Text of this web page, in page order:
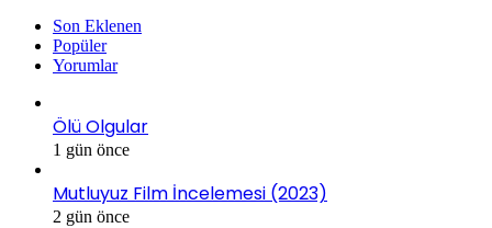
Son Eklenen
Popüler
Yorumlar
Ölü Olgular
1 gün önce
Mutluyuz Film İncelemesi (2023)
2 gün önce